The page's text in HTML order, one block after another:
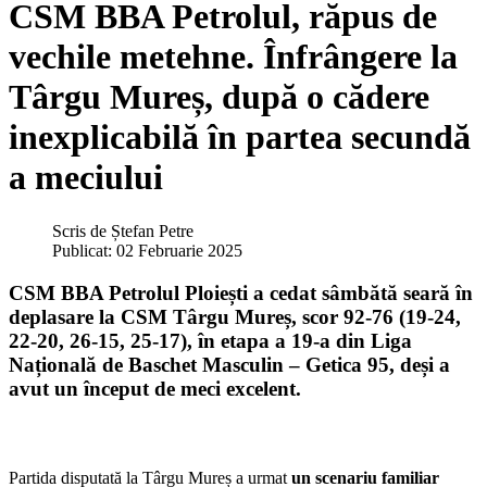
CSM BBA Petrolul, răpus de
vechile metehne. Înfrângere la
Târgu Mureș, după o cădere
inexplicabilă în partea secundă
a meciului
Scris de Ștefan Petre
Publicat: 02 Februarie 2025
CSM BBA Petrolul Ploiești a cedat sâmbătă seară în
deplasare la CSM Târgu Mureș, scor 92-76 (19-24,
22-20, 26-15, 25-17),în etapa a 19-a din Liga
Națională de Baschet Masculin – Getica 95, deși a
avut un început de meci excelent.
Partida disputată la Târgu Mureș a urmat un scenariu familiar